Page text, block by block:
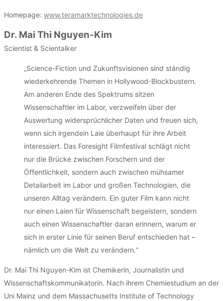
Homepage: www.teramarktechnologies.de
Dr. Mai Thi Nguyen-Kim
Scientist & Scientalker
„Science-Fiction und Zukunftsvisionen sind ständig
wiederkehrende Themen in Hollywood-Blockbustern.
Am anderen Ende des Spektrums sitzen
Wissenschaftler im Labor, verzweifeln über der
Auswertung widersprüchlicher Daten und freuen sich,
wenn sich irgendein Laie überhaupt für ihre Arbeit
interessiert. Das Foresight Filmfestival schlägt nicht
nur die Brücke zwischen Forschern und der
Öffentlichkeit, sondern auch zwischen mühsamer
Detailarbeit im Labor und großen Technologien, die
unseren Alltag verändern. Ein guter Film kann nicht
nur einen Laien für Wissenschaft begeistern, sondern
auch einen Wissenschaftler daran erinnern, warum er
sich in erster Linie für seinen Beruf entschieden hat –
nämlich um die Welt zu verändern.“
Dr. Mai Thi Nguyen-Kim ist Chemikerin, Journalistin und
Wissenschaftskommunikatorin. Nach ihrem Chemiestudium an der
Uni Mainz und dem Massachusetts Institute of Technology